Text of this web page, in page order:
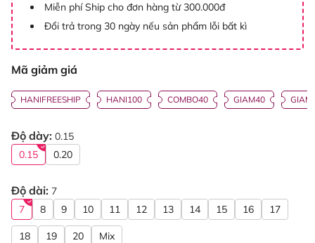
Miễn phí Ship cho đơn hàng từ 300.000đ
Đổi trả trong 30 ngày nếu sản phẩm lỗi bất kì
Mã giảm giá
HANIFREESHIP HANI100 COMBO40 GIAM40
Độ dày: 0.15
0.15
0.20
Độ dài: 7
7
8 9 10 11 12 13 14 15 16 17
18 19 20 Mix